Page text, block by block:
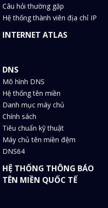
Câu hỏi thường gặp
Hệ thống thành viên địa chỉ IP
INTERNET ATLAS
DNS
Mô hình DNS
Hệ thống tên miền
Danh mục máy chủ
Chính sách
Tiêu chuẩn kỹ thuật
Máy chủ tên miền đệm
DNS64
HỆ THỐNG THÔNG BÁO
TÊN MIỀN QUỐC TẾ